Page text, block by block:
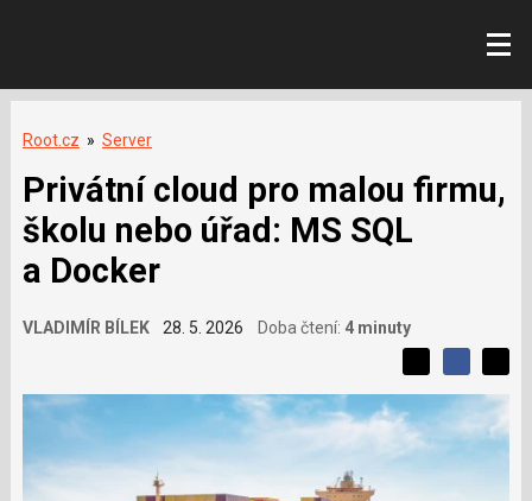
Root.cz » Server
Privátní cloud pro malou firmu,
školu nebo úřad: MS SQL
a Docker
VLADIMÍR BÍLEK 28. 5. 2026 Doba čtení: 4 minuty
S
d
l
S
d
l
d
l